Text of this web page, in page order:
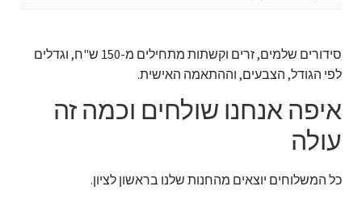
סידורים שלמים, זרים וקשתות מתחילים מ-150 ש"ח, וגדלים
לפי הגודל, הצבעים, וההתאמה האישית.
איפה אנחנו שולחים וכמה זה
עולה
כל המשלוחים יוצאים מהחנות שלנו בראשון לציון.